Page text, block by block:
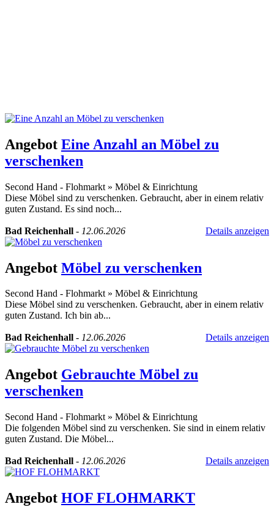
Angebot Eine Anzahl an Möbel zu
verschenken
Second Hand - Flohmarkt » Möbel & Einrichtung
Diese Möbel sind zu verschenken. Gebraucht, aber in einem relativ
guten Zustand. Es sind noch...
Bad Reichenhall - 12.06.2026 Details anzeigen
Angebot Möbel zu verschenken
Second Hand - Flohmarkt » Möbel & Einrichtung
Diese Möbel sind zu verschenken. Gebraucht, aber in einem relativ
guten Zustand. Ich bin ab...
Bad Reichenhall - 12.06.2026 Details anzeigen
Angebot Gebrauchte Möbel zu
verschenken
Second Hand - Flohmarkt » Möbel & Einrichtung
Die folgenden Möbel sind zu verschenken. Sie sind in einem relativ
guten Zustand. Die Möbel...
Bad Reichenhall - 12.06.2026 Details anzeigen
Angebot HOF FLOHMARKT